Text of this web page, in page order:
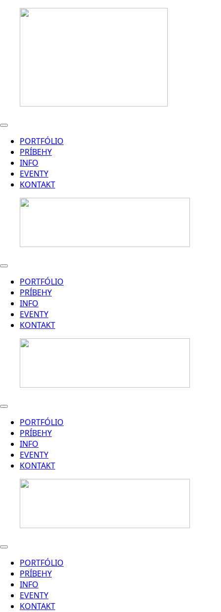
PORTFÓLIO
PRÍBEHY
INFO
EVENTY
KONTAKT
PORTFÓLIO
PRÍBEHY
INFO
EVENTY
KONTAKT
PORTFÓLIO
PRÍBEHY
INFO
EVENTY
KONTAKT
PORTFÓLIO
PRÍBEHY
INFO
EVENTY
KONTAKT